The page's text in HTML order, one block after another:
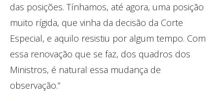
das posições. Tínhamos, até agora, uma posição
muito rígida, que vinha da decisão da Corte
Especial, e aquilo resistiu por algum tempo. Com
essa renovação que se faz, dos quadros dos
Ministros, é natural essa mudança de
observação.”